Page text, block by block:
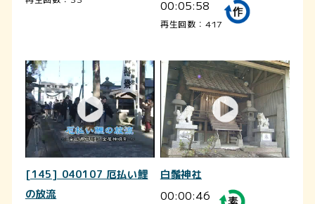
00:05:58
再生回数：417
[145] 040107 厄払い鯉
の放流
白鬚神社
00:00:46